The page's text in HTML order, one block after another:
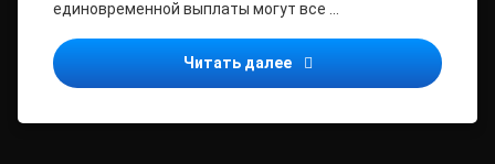
единовременной выплаты могут все …
Читать далее ПФР напоминает о